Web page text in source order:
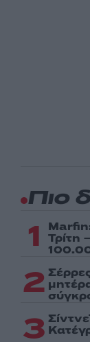
Πιο
1 Τρίτη
2
3